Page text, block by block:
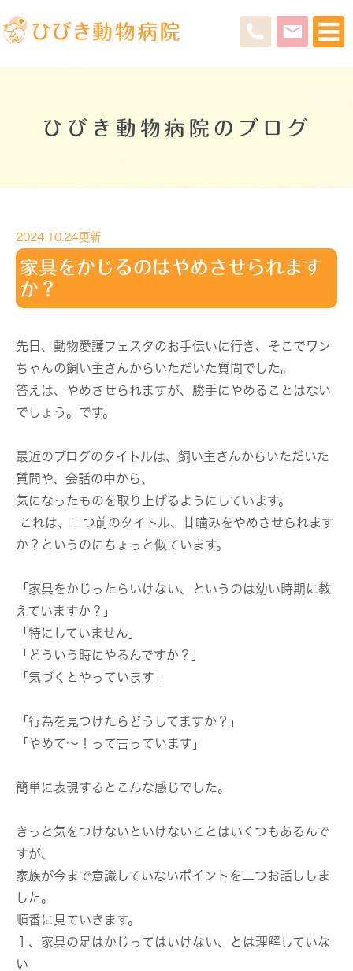
ひびき動物病院のブログ
2024.10.24更新
家具をかじるのはやめさせられます
か？
先日、動物愛護フェスタのお手伝いに行き、そこでワン
ちゃんの飼い主さんからいただいた質問でした。
答えは、やめさせられますが、勝手にやめることはない
でしょう。です。
最近のブログのタイトルは、飼い主さんからいただいた
質問や、会話の中から、
気になったものを取り上げるようにしています。
これは、二つ前のタイトル、甘噛みをやめさせられます
か？というのにちょっと似ています。
「家具をかじったらいけない、というのは幼い時期に教
えていますか？」
「特にしていません」
「どういう時にやるんですか？」
「気づくとやっています」
「行為を見つけたらどうしてますか？」
「やめて〜！って言っています」
簡単に表現するとこんな感じでした。
きっと気をつけないといけないことはいくつもあるんで
すが、
家族が今まで意識していないポイントを二つお話ししま
した。
順番に見ていきます。
１、家具の足はかじってはいけない、とは理解していな
い